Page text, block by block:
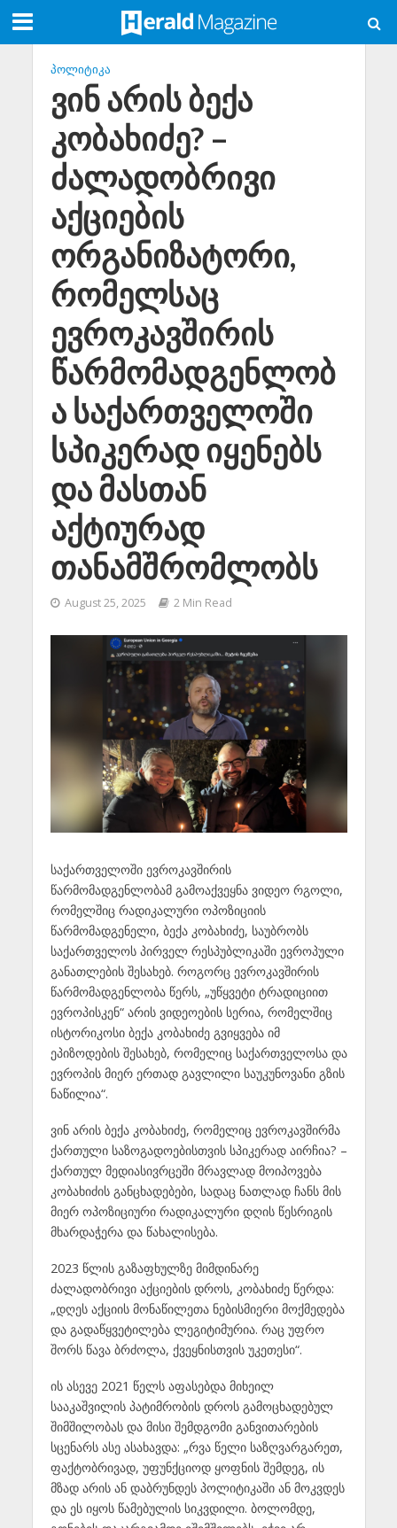
ᲞᲝᲚᲘᲢᲘᲙᲐ
ვინ არის ბექა
კობახიძე? –
ძალადობრივი
აქციების
ორგანიზატორი,
რომელსაც
ევროკავშირის
წარმომადგენლობ
ა საქართველოში
სპიკერად იყენებს
და მასთან
აქტიურად
თანამშრომლობს
August 25, 2025 2 Min Read
საქართველოში ევროკავშირის
წარმომადგენლობამ გამოაქვეყნა ვიდეო რგოლი,
რომელშიც რადიკალური ოპოზიციის
წარმომადგენელი, ბექა კობახიძე, საუბრობს
საქართველოს პირველ რესპუბლიკაში ევროპული
განათლების შესახებ. როგორც ევროკავშირის
წარმომადგენლობა წერს, „უწყვეტი ტრადიციით
ევროპისკენ“ არის ვიდეოების სერია, რომელშიც
ისტორიკოსი ბექა კობახიძე გვიყვება იმ
ეპიზოდების შესახებ, რომელიც საქართველოსა და
ევროპის მიერ ერთად გავლილი საუკუნოვანი გზის
ნაწილია“.
ვინ არის ბექა კობახიძე, რომელიც ევროკავშირმა
ქართული საზოგადოებისთვის სპიკერად აირჩია? –
ქართულ მედიასივრცეში მრავლად მოიპოვება
კობახიძის განცხადებები, სადაც ნათლად ჩანს მის
მიერ ოპოზიციური რადიკალური დღის წესრიგის
მხარდაჭერა და წახალისება.
2023 წლის გაზაფხულზე მიმდინარე
ძალადობრივი აქციების დროს, კობახიძე წერდა:
„დღეს აქციის მონაწილეთა ნებისმიერი მოქმედება
და გადაწყვეტილება ლეგიტიმურია. რაც უფრო
შორს წავა ბრძოლა, ქვეყნისთვის უკეთესი“.
ის ასევე 2021 წელს აფასებდა მიხეილ
სააკაშვილის პატიმრობის დროს გამოცხადებულ
შიმშილობას და მისი შემდგომი განვითარების
სცენარს ასე ასახავდა: „რვა წელი საზღვარგარეთ,
ფაქტობრივად, უფუნქციოდ ყოფნის შემდეგ, ის
მზად არის ან დაბრუნდეს პოლიტიკაში ან მოკვდეს
და ეს იყოს წამებულის სიკვდილი. ბოლომდე,